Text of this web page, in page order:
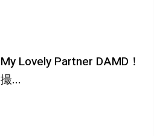
My Lovely Partner DAMD！
撮...